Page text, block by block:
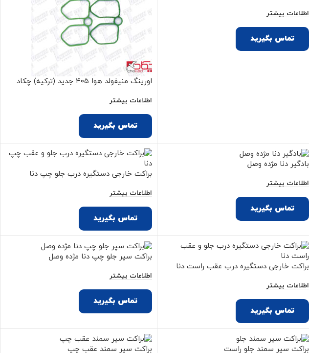
اطلاعات بیشتر
تماس بگیرید
اورینگ منیفولد هوا ۴۰۵ جدید (ترکیه) چکاد
اطلاعات بیشتر
تماس بگیرید
بادگیر دنا مژده وصل
اطلاعات بیشتر
تماس بگیرید
براکت خارجی دستگیره درب جلو چپ دنا
اطلاعات بیشتر
تماس بگیرید
براکت خارجی دستگیره درب عقب راست دنا
اطلاعات بیشتر
تماس بگیرید
براکت سپر جلو چپ دنا مژده وصل
اطلاعات بیشتر
تماس بگیرید
براکت سپر سمند جلو راست براکت سپر سمند عقب چپ